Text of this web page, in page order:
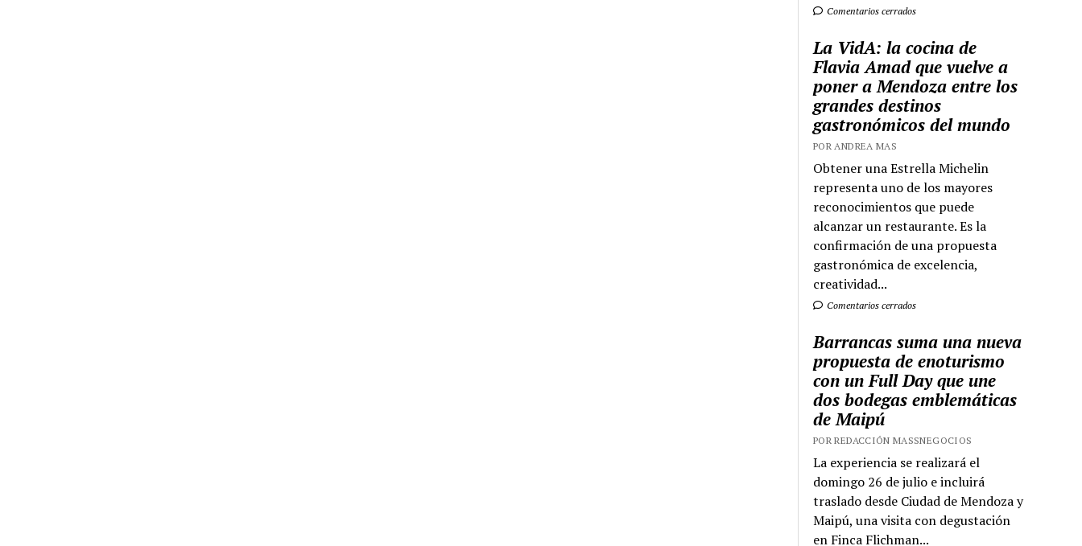
Comentarios cerrados
La VidA: la cocina de
Flavia Amad que vuelve a
poner a Mendoza entre los
grandes destinos
gastronómicos del mundo
POR ANDREA MAS
Obtener una Estrella Michelin
representa uno de los mayores
reconocimientos que puede
alcanzar un restaurante. Es la
confirmación de una propuesta
gastronómica de excelencia,
creatividad...
Comentarios cerrados
Barrancas suma una nueva
propuesta de enoturismo
con un Full Day que une
dos bodegas emblemáticas
de Maipú
POR REDACCIÓN MASSNEGOCIOS
La experiencia se realizará el
domingo 26 de julio e incluirá
traslado desde Ciudad de Mendoza y
Maipú, una visita con degustación
en Finca Flichman...